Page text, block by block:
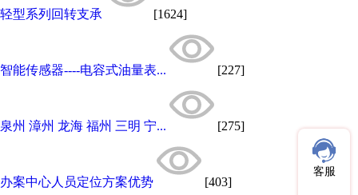
轻型系列回转支承 [1624]
智能传感器----电容式油量表... [227]
泉州 漳州 龙海 福州 三明 宁... [275]
办案中心人员定位方案优势 [403]
客服